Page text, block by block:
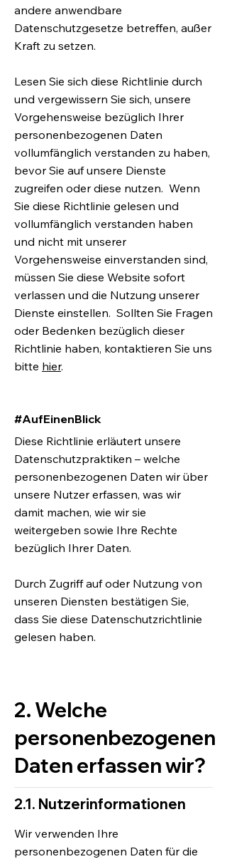
andere anwendbare
Datenschutzgesetze betreffen, außer
Kraft zu setzen.
Lesen Sie sich diese Richtlinie durch
und vergewissern Sie sich, unsere
Vorgehensweise bezüglich Ihrer
personenbezogenen Daten
vollumfänglich verstanden zu haben,
bevor Sie auf unsere Dienste
zugreifen oder diese nutzen. Wenn
Sie diese Richtlinie gelesen und
vollumfänglich verstanden haben
und nicht mit unserer
Vorgehensweise einverstanden sind,
müssen Sie diese Website sofort
verlassen und die Nutzung unserer
Dienste einstellen. Sollten Sie Fragen
oder Bedenken bezüglich dieser
Richtlinie haben, kontaktieren Sie uns
bitte hier.
#AufEinenBlick
Diese Richtlinie erläutert unsere
Datenschutzpraktiken – welche
personenbezogenen Daten wir über
unsere Nutzer erfassen, was wir
damit machen, wie wir sie
weitergeben sowie Ihre Rechte
bezüglich Ihrer Daten.
Durch Zugriff auf oder Nutzung von
unseren Diensten bestätigen Sie,
dass Sie diese Datenschutzrichtlinie
gelesen haben.
2. Welche
personenbezogenen
Daten erfassen wir?
2.1. Nutzerinformationen
Wir verwenden Ihre
personenbezogenen Daten für die